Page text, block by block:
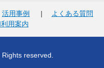
活用事例 |
よくある質問
用案内
reserved.